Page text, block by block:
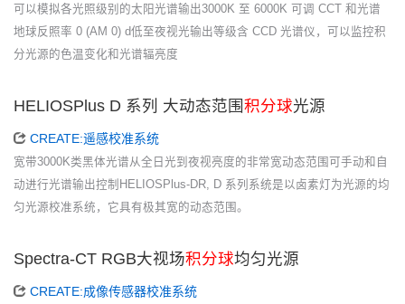
可以模拟各光照级别的太阳光谱输出3000K 至 6000K 可调 CCT 和光谱
地球反照率 0 (AM 0) d低至夜视光输出等级含 CCD 光谱仪，可以监控积
分光源的色温变化和光谱辐亮度
HELIOSPlus D 系列 大动态范围积分球光源
CREATE:遥感校准系统
宽带3000K类黑体光谱从全日光到夜视亮度的非常宽动态范围可手动和自
动进行光谱输出控制HELIOSPlus-DR, D 系列系统是以卤素灯为光源的均
匀光源校准系统，它具有极其宽的动态范围。
Spectra-CT RGB大视场积分球均匀光源
CREATE:成像传感器校准系统